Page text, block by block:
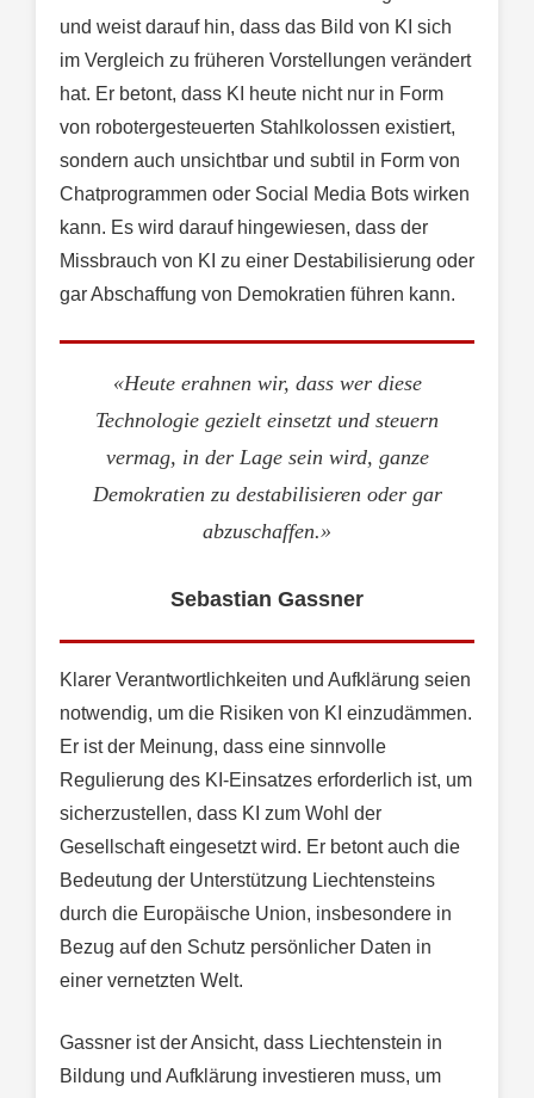
und weist darauf hin, dass das Bild von KI sich
im Vergleich zu früheren Vorstellungen verändert
hat. Er betont, dass KI heute nicht nur in Form
von robotergesteuerten Stahlkolossen existiert,
sondern auch unsichtbar und subtil in Form von
Chatprogrammen oder Social Media Bots wirken
kann. Es wird darauf hingewiesen, dass der
Missbrauch von KI zu einer Destabilisierung oder
gar Abschaffung von Demokratien führen kann.
«Heute erahnen wir, dass wer diese
Technologie gezielt einsetzt und steuern
vermag, in der Lage sein wird, ganze
Demokratien zu destabilisieren oder gar
abzuschaffen.»
Sebastian Gassner
Klarer Verantwortlichkeiten und Aufklärung seien
notwendig, um die Risiken von KI einzudämmen.
Er ist der Meinung, dass eine sinnvolle
Regulierung des KI-Einsatzes erforderlich ist, um
sicherzustellen, dass KI zum Wohl der
Gesellschaft eingesetzt wird. Er betont auch die
Bedeutung der Unterstützung Liechtensteins
durch die Europäische Union, insbesondere in
Bezug auf den Schutz persönlicher Daten in
einer vernetzten Welt.
Gassner ist der Ansicht, dass Liechtenstein in
Bildung und Aufklärung investieren muss, um